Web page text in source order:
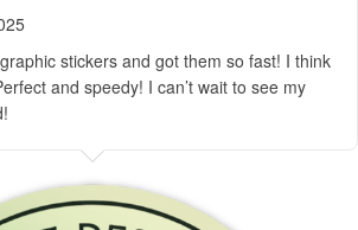
stickers and got them so fast! I think
and speedy! I can’t wait to see my